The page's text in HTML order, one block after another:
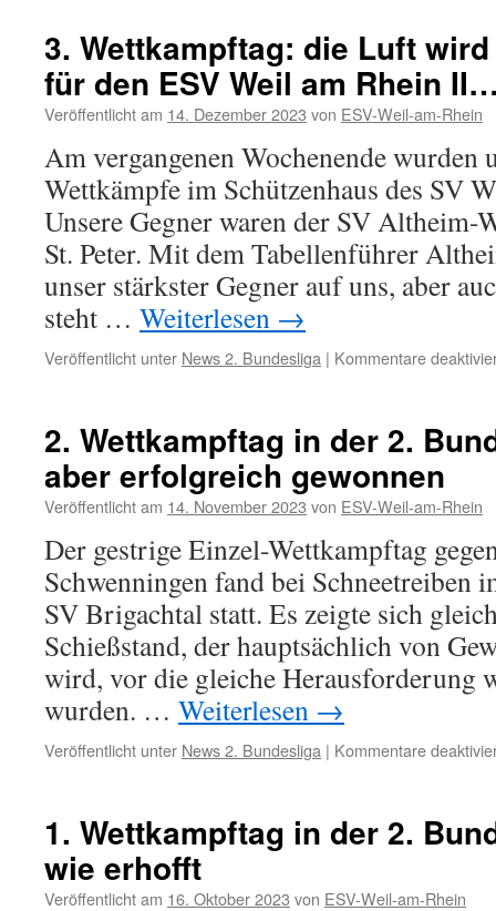
3. Wettkampftag: die Luft
für den ESV Weil am Rhein
Veröffentlicht am 14. Dezember 2023 von ESV-Weil-am-Rhein
Am vergangenen Wochenende wurden
Wettkämpfe im Schützenhaus des SV
Unsere Gegner waren der SV Altheim-
St. Peter. Mit dem Tabellenführer
unser stärkster Gegner auf uns, aber
steht … Weiterlesen →
Veröffentlicht unter News 2. Bundesliga | Kommentare
2. Wettkampftag in der 2.
aber erfolgreich gewonnen
Veröffentlicht am 14. November 2023 von ESV-Weil-am-Rhein
Der gestrige Einzel-Wettkampftag
Schwenningen fand bei Schneetreiben
SV Brigachtal statt. Es zeigte sich
Schießstand, der hauptsächlich von
wird, vor die gleiche Herausforderung
wurden. … Weiterlesen →
Veröffentlicht unter News 2. Bundesliga | Kommentare
1. Wettkampftag in der 2.
wie erhofft
Veröffentlicht am 16. Oktober 2023 von ESV-Weil-am-Rhein